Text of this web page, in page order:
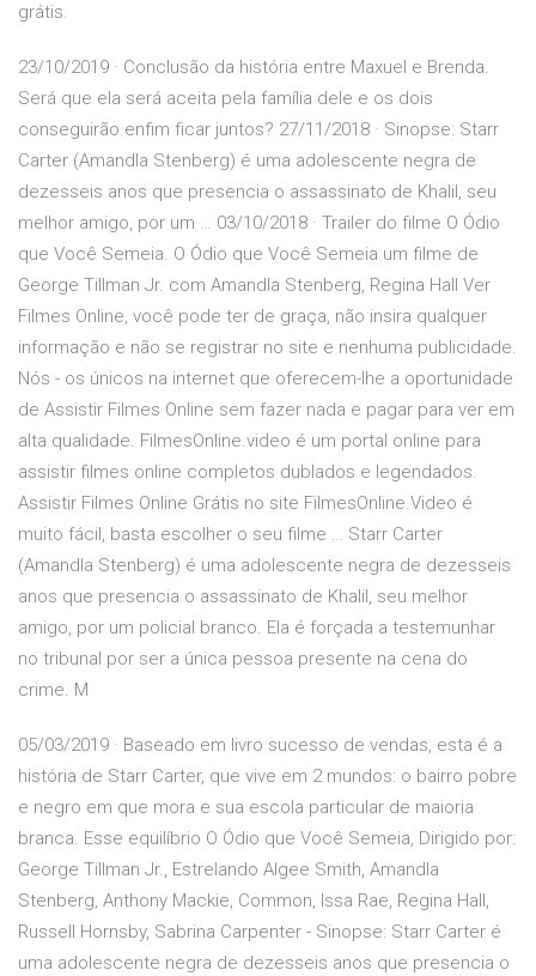
grátis.
23/10/2019 · Conclusão da história entre Maxuel e Brenda.
Será que ela será aceita pela família dele e os dois
conseguirão enfim ficar juntos? 27/11/2018 · Sinopse: Starr
Carter (Amandla Stenberg) é uma adolescente negra de
dezesseis anos que presencia o assassinato de Khalil, seu
melhor amigo, por um … 03/10/2018 · Trailer do filme O Ódio
que Você Semeia. O Ódio que Você Semeia um filme de
George Tillman Jr. com Amandla Stenberg, Regina Hall Ver
Filmes Online, você pode ter de graça, não insira qualquer
informação e não se registrar no site e nenhuma publicidade.
Nós - os únicos na internet que oferecem-lhe a oportunidade
de Assistir Filmes Online sem fazer nada e pagar para ver em
alta qualidade. FilmesOnline.video é um portal online para
assistir filmes online completos dublados e legendados.
Assistir Filmes Online Grátis no site FilmesOnline.Video é
muito fácil, basta escolher o seu filme … Starr Carter
(Amandla Stenberg) é uma adolescente negra de dezesseis
anos que presencia o assassinato de Khalil, seu melhor
amigo, por um policial branco. Ela é forçada a testemunhar
no tribunal por ser a única pessoa presente na cena do
crime. M
05/03/2019 · Baseado em livro sucesso de vendas, esta é a
história de Starr Carter, que vive em 2 mundos: o bairro pobre
e negro em que mora e sua escola particular de maioria
branca. Esse equilíbrio O Ódio que Você Semeia, Dirigido por:
George Tillman Jr., Estrelando Algee Smith, Amandla
Stenberg, Anthony Mackie, Common, Issa Rae, Regina Hall,
Russell Hornsby, Sabrina Carpenter - Sinopse: Starr Carter é
uma adolescente negra de dezesseis anos que presencia o